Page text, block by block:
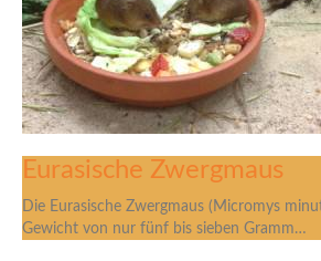
Eurasische Zwergmaus
Die Eurasische Zwergmaus (Micromys
Gewicht von nur fünf bis sieben Gramm…